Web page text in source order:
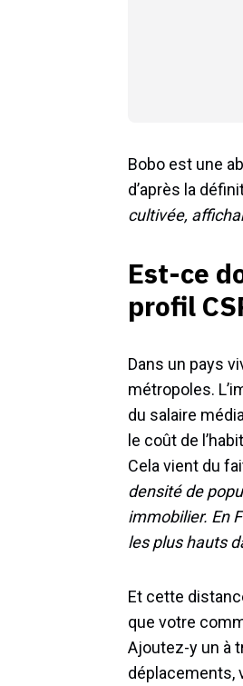
Bobo est une
d’après la
cultivée,
Est-ce
profil
Dans un pays
métropoles.
du salaire
le coût de
Cela vient du
densité de
immobilier. En
les plus hauts
Et cette
que votre
Ajoutez-y un à
déplacements,